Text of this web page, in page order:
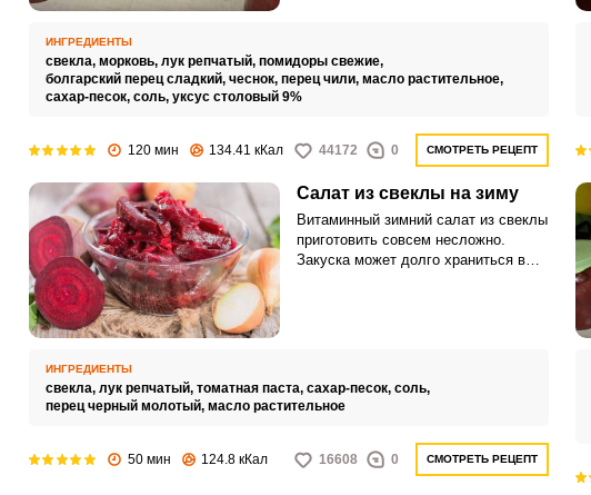
ИНГРЕДИЕНТЫ
свекла, морковь, лук репчатый, помидоры свежие,
болгарский перец сладкий, чеснок, перец чили, масло растительное,
сахар-песок, соль, уксус столовый 9%
120 мин 134.41 кКал 44172 0 СМОТРЕТЬ РЕЦЕПТ
Салат из свеклы на зиму
Витаминный зимний салат из свеклы
приготовить совсем несложно.
Закуска может долго храниться в
ИНГРЕДИЕНТЫ
свекла, лук репчатый, томатная паста, сахар-песок, соль,
перец черный молотый, масло растительное
50 мин 124.8 кКал 16608 0 СМОТРЕТЬ РЕЦЕПТ